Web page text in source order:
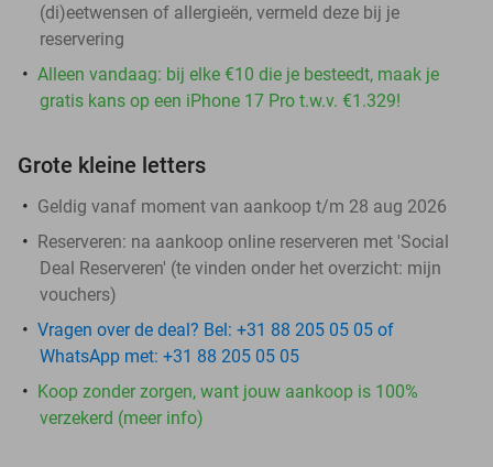
(di)eetwensen of allergieën, vermeld deze bij je
reservering
Alleen vandaag: bij elke €10 die je besteedt, maak je
gratis kans op een iPhone 17 Pro t.w.v. €1.329!
Grote kleine letters
Geldig vanaf moment van aankoop t/m 28 aug 2026
Reserveren: na aankoop online reserveren met 'Social
Deal Reserveren' (te vinden onder het overzicht: mijn
vouchers)
Vragen over de deal? Bel: +31 88 205 05 05 of
WhatsApp met: +31 88 205 05 05
Koop zonder zorgen, want jouw aankoop is 100%
verzekerd (meer info)